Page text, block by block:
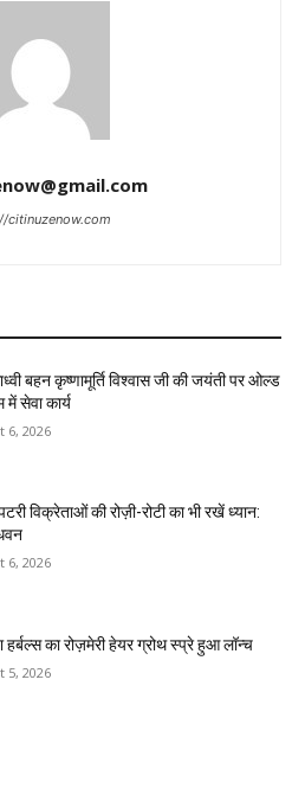
citinuzenow.com
बहन कृष्णामूर्ति विश्वास जी की जयंती पर ओल्ड
में सेवा कार्य
6, 2026
विक्रेताओं की रोज़ी-रोटी का भी रखें ध्यान:
6, 2026
हर्बल्स का रोज़मेरी हेयर ग्रोथ स्प्रे हुआ लॉन्च
5, 2026